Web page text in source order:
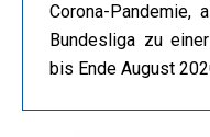
Corona-Pandemie,
Bundesliga zu
bis Ende August